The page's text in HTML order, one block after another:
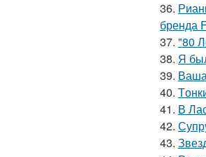
36.
бренда
37. "80
38. Я
39.
40.
41. В
42.
43.